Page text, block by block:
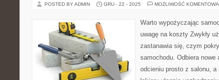
POSTED BY ADMIN GRU - 22 - 2025 MOŻLIWOŚĆ
Warto wypożyczając
uwagę na koszty Zwykły
zastanawia się, czym
samochodu. Odbiera nowe
odcieniu prosto z salonu,